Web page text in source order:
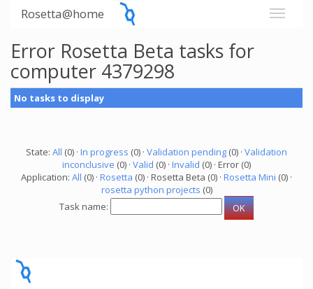
Rosetta@home
Error Rosetta Beta tasks for
computer 4379298
No tasks to display
State: All (0) · In progress (0) · Validation pending (0) · Validation
inconclusive (0) · Valid (0) · Invalid (0) · Error (0)
Application: All (0) · Rosetta (0) · Rosetta Beta (0) · Rosetta Mini (0) ·
rosetta python projects (0)
Task name: